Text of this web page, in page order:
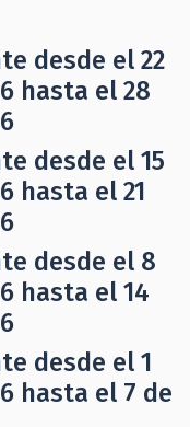
desde el 22
hasta el 28
desde el 15
hasta el 21
desde el 8
hasta el 14
desde el 1
hasta el 7 de